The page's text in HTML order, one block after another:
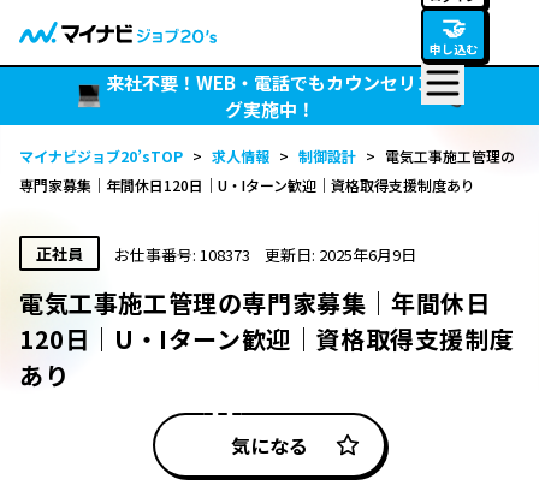
🤝
申し込む
来社不要！WEB・電話でもカウンセリン
グ実施中！
マイナビジョブ20’sTOP > 求人情報 > 制御設計 > 電気工事施工管理の
専門家募集｜年間休日120日｜U・Iターン歓迎｜資格取得支援制度あり
正社員 お仕事番号: 108373 更新日: 2025年6月9日
電気工事施工管理の専門家募集｜年間休日
120日｜U・Iターン歓迎｜資格取得支援制度
あり
気になる